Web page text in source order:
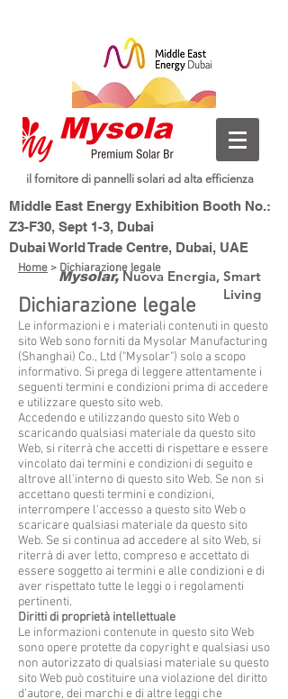
il fornitore di pannelli solari ad alta efficienza
Middle East Energy Exhibition Booth No.:
Z3-F30, Sept 1-3, Dubai
Dubai World Trade Centre, Dubai, UAE
Mysolar, Nuova Energia, Smart
Living
Home > Dichiarazione legale
Dichiarazione legale
Le informazioni e i materiali contenuti in questo
sito Web sono forniti da Mysolar Manufacturing
(Shanghai) Co., Ltd ("Mysolar") solo a scopo
informativo. Si prega di leggere attentamente i
seguenti termini e condizioni prima di accedere
e utilizzare questo sito web.
Accedendo e utilizzando questo sito Web o
scaricando qualsiasi materiale da questo sito
Web, si riterrà che accetti di rispettare e essere
vincolato dai termini e condizioni di seguito e
altrove all'interno di questo sito Web. Se non si
accettano questi termini e condizioni,
interrompere l'accesso a questo sito Web o
scaricare qualsiasi materiale da questo sito
Web. Se si continua ad accedere al sito Web, si
riterrà di aver letto, compreso e accettato di
essere soggetto ai termini e alle condizioni e di
aver rispettato tutte le leggi o i regolamenti
pertinenti.
Diritti di proprietà intellettuale
Le informazioni contenute in questo sito Web
sono opere protette da copyright e qualsiasi uso
non autorizzato di qualsiasi materiale su questo
sito Web può costituire una violazione del diritto
d'autore, dei marchi e di altre leggi che